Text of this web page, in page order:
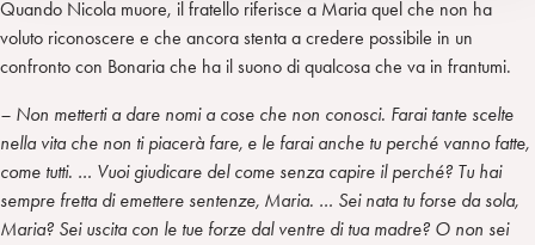
Quando Nicola muore, il fratello riferisce a Maria quel che non ha
voluto riconoscere e che ancora stenta a credere possibile in un
confronto con Bonaria che ha il suono di qualcosa che va in frantumi.
– Non metterti a dare nomi a cose che non conosci. Farai tante scelte
nella vita che non ti piacerà fare, e le farai anche tu perché vanno fatte,
come tutti. … Vuoi giudicare del come senza capire il perché? Tu hai
sempre fretta di emettere sentenze, Maria. … Sei nata tu forse da sola,
Maria? Sei uscita con le tue forze dal ventre di tua madre? O non sei